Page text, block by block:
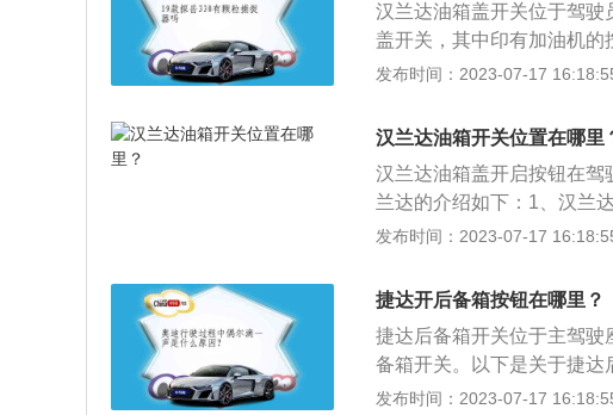
累的污垢会对燃油品质也
了发动机的正常运行。
汉兰达油箱盖开关位于驾驶
盖开关，其中印有加油机的
可开启油箱盖。以下是关于
油箱的主要作用是存储燃料
质等作用。3、油箱容积大
样，容积大的油箱可以行
箱的保养工作，定期将油箱
方有没有渗漏油的现象同时
发布时间：2023-07-17
汉兰达油箱开关位置在哪里
汉兰达油箱盖开启按钮在驾
兰达的介绍如下：1、汉兰
王称号，其最主要考虑的就
中前大灯组造型更加流畅，
对前进气格栅与保险杠进行
全新LED光带式尾灯使新车
更显运动感。3、内饰方面
饰氛围灯看起来更时尚，另
发布时间：2023-07-17
捷达开后备箱按钮在哪里？
捷达后备箱开关位于主驾
备箱开关。以下是关于捷
通过主驾驶座门板按键开启
发布时间：2023-07-17